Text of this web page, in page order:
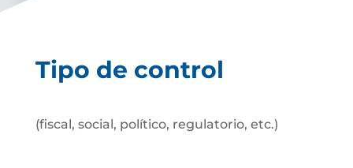
Tipo de control
(fiscal, social, político, regulatorio, etc.)